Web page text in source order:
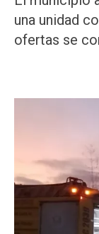
una unidad
ofertas se